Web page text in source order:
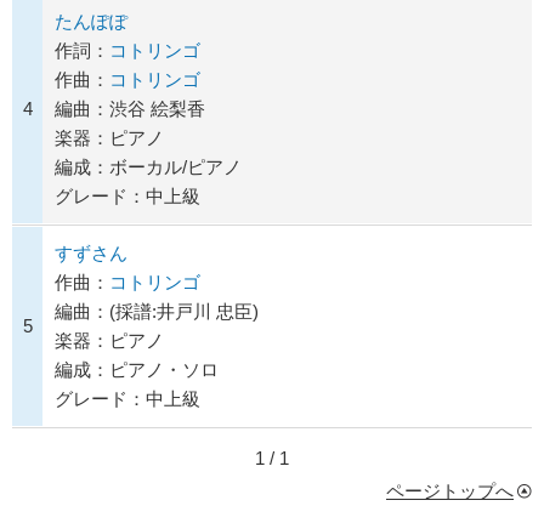
4
たんぽぽ
作詞： コトリンゴ
作曲： コトリンゴ
編曲：渋谷 絵梨香
楽器：ピアノ
編成：ボーカル/ピアノ
グレード：中上級
5
すずさん
作曲： コトリンゴ
編曲：(採譜:井戸川 忠臣)
楽器：ピアノ
編成：ピアノ・ソロ
グレード：中上級
1 / 1
ページトップへ